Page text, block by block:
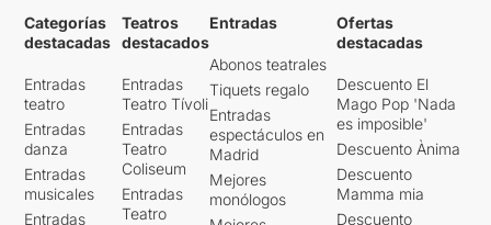
Categorías
destacadas
Entradas
teatro
Entradas
danza
Entradas
musicales
Entradas
Teatros
destacados
Entradas
Teatro Tívoli
Entradas
Teatro
Coliseum
Entradas
Teatro
Entradas
Abonos teatrales
Tiquets regalo
Entradas
espectáculos en
Madrid
Mejores
monólogos
Ofertas
destacadas
Descuento El
Mago Pop 'Nada
es imposible'
Descuento Ànima
Descuento
Mamma mia
Descuento